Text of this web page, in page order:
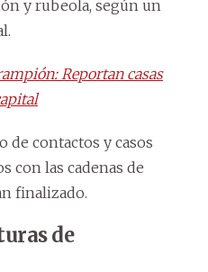
y rubeola, según un
Reportan casas
de contactos y casos
con las cadenas de
finalizado.
de